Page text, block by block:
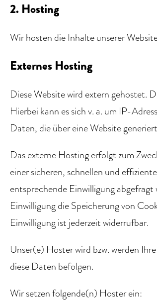
2. Hosting
Wir hosten die Inhalte unserer
Externes Hosting
Diese Website wird extern gehostet.
Hierbei kann es sich v. a. um IP-
Daten, die über eine Website
Das externe Hosting erfolgt zum
einer sicheren, schnellen und
entsprechende Einwilligung
Einwilligung die Speicherung von
Einwilligung ist jederzeit widerrufbar.
Unser(e) Hoster wird bzw. werden
diese Daten befolgen.
Wir setzen folgende(n) Hoster ein: